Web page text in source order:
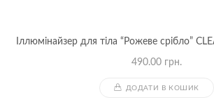
Іллюмінайзер для тіла “Рожеве срібло”
490.00 грн.
ДОДАТИ В КОШИК